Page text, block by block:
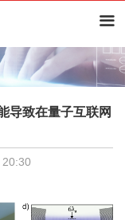
끀
导致在量子互联网
20:30